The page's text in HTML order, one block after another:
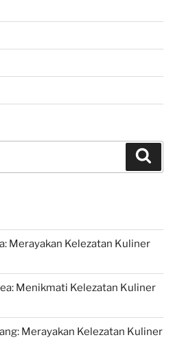
Merayakan Kelezatan Kuliner
Menikmati Kelezatan Kuliner
Merayakan Kelezatan Kuliner